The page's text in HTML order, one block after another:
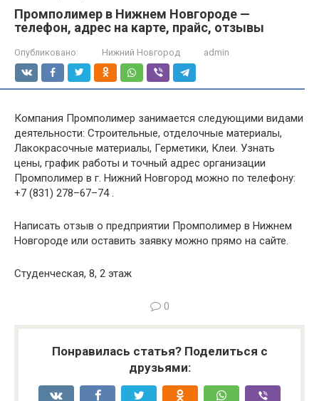
Промполимер в Нижнем Новгороде —
телефон, адрес на карте, прайс, отзывы
Опубликовано: Нижний Новгород admin
Компания Промполимер занимается следующими видами
деятельности: Строительные, отделочные материалы,
Лакокрасочные материалы, Герметики, Клеи. Узнать
цены, график работы и точный адрес организации
Промполимер в г. Нижний Новгород можно по телефону:
+7 (831) 278–67–74 .
Написать отзыв о предприятии Промполимер в Нижнем
Новгороде или оставить заявку можно прямо на сайте.
Студенческая, 8, 2 этаж
0
Понравилась статья? Поделиться с
друзьями: